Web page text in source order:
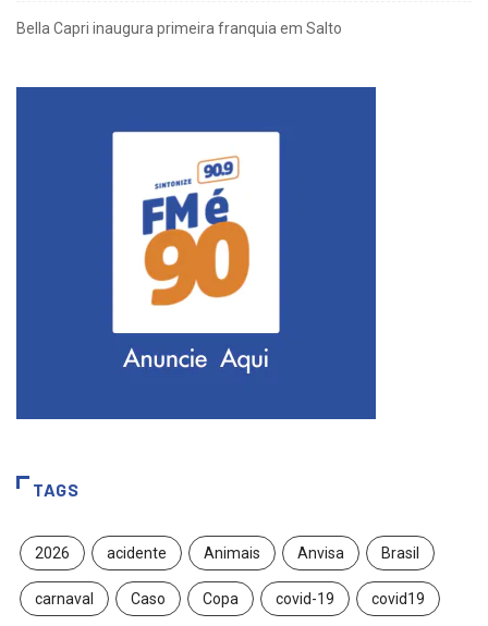
Bella Capri inaugura primeira franquia em Salto
TAGS
2026 acidente Animais Anvisa Brasil
carnaval Caso Copa covid-19 covid19